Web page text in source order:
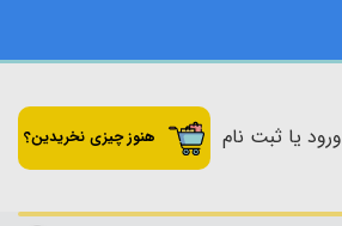
ورود یا ثبت نام هنوز چیزی نخریدین؟